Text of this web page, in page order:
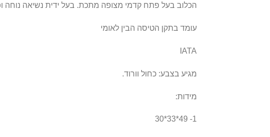
הכלוב בעל פתח קדמי מצופה מתכת. בעל ידית נשיאה נוחה
עומד בתקן הטיסה הבין לאומי
IATA
מגיע בצבע: כחול וורוד.
מידות:
1- 49*33*30